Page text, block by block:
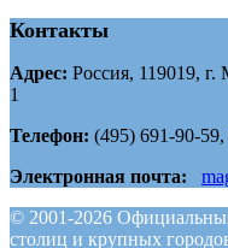
Контакты
Адрес: Россия, 119019,
1
Телефон: (495) 691-90-
Электронная почта:
© 2001-2026
столиц и крупных